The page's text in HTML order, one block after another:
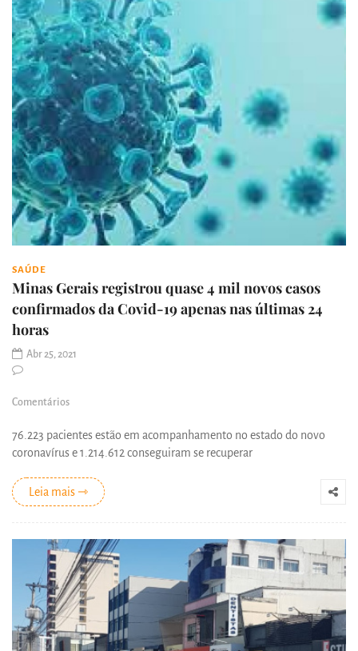
SAÚDE
Minas Gerais registrou quase 4 mil novos casos
confirmados da Covid-19 apenas nas últimas 24
horas
Abr 25, 2021
Comentários
76.223 pacientes estão em acompanhamento no estado do novo
coronavírus e 1.214.612 conseguiram se recuperar
Leia mais ⇾